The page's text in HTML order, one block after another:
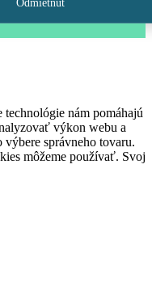
Odmietnuť
technológie nám pomáhajú
výkon webu a
správneho tovaru.
môžeme používať. Svoj